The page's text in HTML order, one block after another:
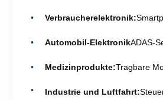
Verbraucherelektronik:
Automobil-ElektronikADAS-
Medizinprodukte:Tragbare
Industrie und Luftfahrt: